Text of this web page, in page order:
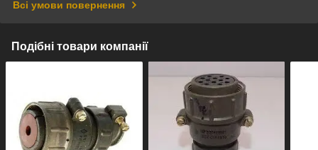
Всі умови повернення
Подібні товари компанії